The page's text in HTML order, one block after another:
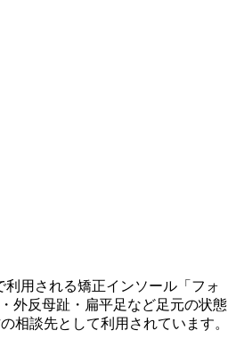
利用される矯正インソール「フォ
外反母趾・扁平足など足元の状態
相談先として利用されています。